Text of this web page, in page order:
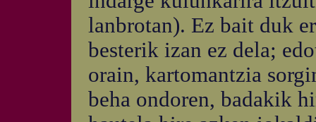
lanbrotan). Ez bait duk
besterik izan ez dela;
orain, kartomantzia
beha ondoren, badakik